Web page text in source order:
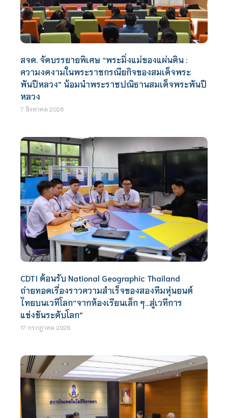
สจด. จัดบรรยายพิเศษ “พระมิ่งแม่ของแผ่นดิน :
ความงดงามในพระราชกรณียกิจของสมเด็จพระ
พันปีหลวง” น้อมนำพระราชปณิธานสมเด็จพระพันปี
หลวง
7 สิงหาคม 2026
CDTI ต้อนรับ National Geographic Thailand
ถ่ายทอดเรื่องราวความสำเร็จของสองทีมหุ่นยนต์
ไทยบนเวทีโลก“จากห้องเรียนเล็ก ๆ…สู่เวทีการ
แข่งขันระดับโลก”
17 กรกฎาคม 2026